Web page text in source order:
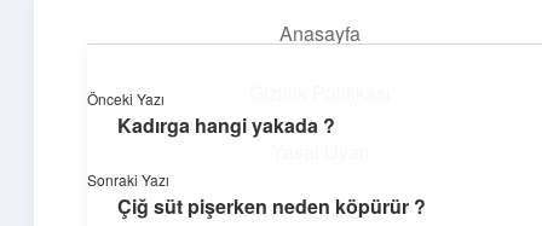
Anasayfa
Hakkımızda
Dijital Köşe
Güncel paylaşımlar ve ilginç keşiflerle dolu içerikler.
Önceki Yazı
Kadırga hangi yakada ?
Sonraki Yazı
Çiğ süt pişerken neden köpürür ?